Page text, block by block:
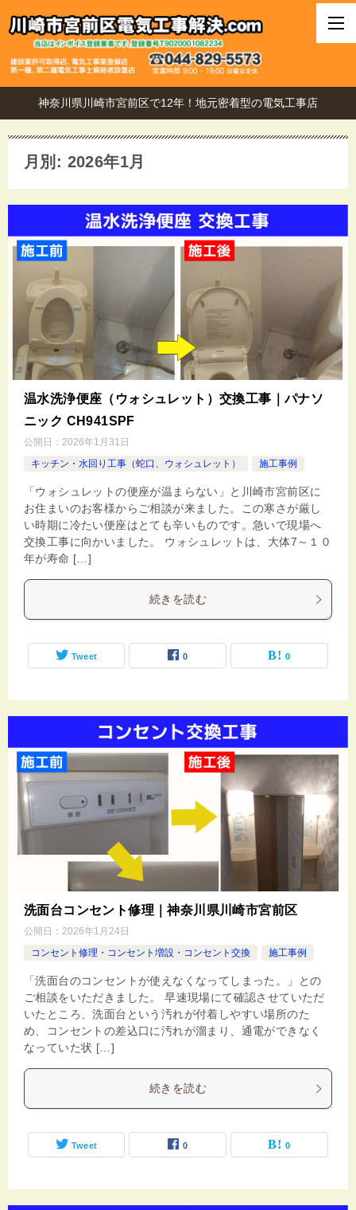
神奈川県川崎市宮前区で12年！地元密着型の電気工事店
月別: 2026年1月
温水洗浄便座（ウォシュレット）交換工事｜パナソ
ニック CH941SPF
公開日： 2026年1月31日
キッチン・水回り工事（蛇口、ウォシュレット）
施工事例
「ウォシュレットの便座が温まらない」と川崎市宮前区に
お住まいのお客様からご相談が来ました。この寒さが厳し
い時期に冷たい便座はとても辛いものです。急いで現場へ
交換工事に向かいました。 ウォシュレットは、大体7～１０
年が寿命 […]
続きを読む
Tweet 0 0
洗面台コンセント修理｜神奈川県川崎市宮前区
公開日： 2026年1月24日
コンセント修理・コンセント増設・コンセント交換
施工事例
「洗面台のコンセントが使えなくなってしまった。」との
ご相談をいただきました。 早速現場にて確認させていただ
いたところ、洗面台という汚れが付着しやすい場所のた
め、コンセントの差込口に汚れが溜まり、通電ができなく
なっていた状 […]
続きを読む
Tweet 0 0